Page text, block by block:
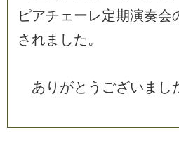
ピアチ ェ ーレ定期演奏会
さ れま した。
あ り がと う ござい ま し